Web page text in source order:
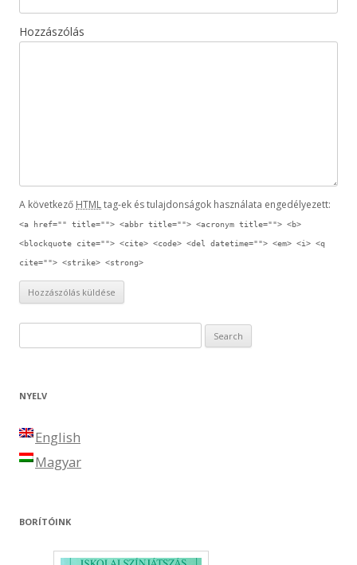
Hozzászólás
A következő HTMLtag-ek és tulajdonságok használata engedélyezett:
<a href="" title=""> <abbr title=""> <acronym title=""> <b>
<blockquote cite=""> <cite> <code> <del datetime=""> <em> <i> <q
cite=""> <strike> <strong>
NYELV
English
Magyar
BORÍTÓINK